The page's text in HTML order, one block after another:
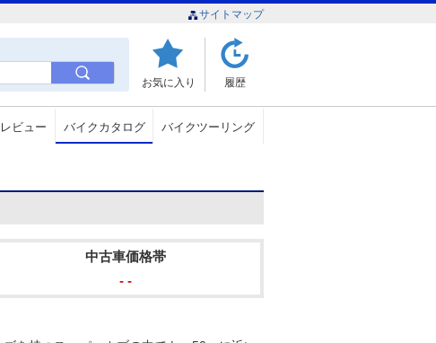
サイトマップ
お気に入り 履歴
ビュー バイクカタログ バイクツーリング
中古車価格帯
- -